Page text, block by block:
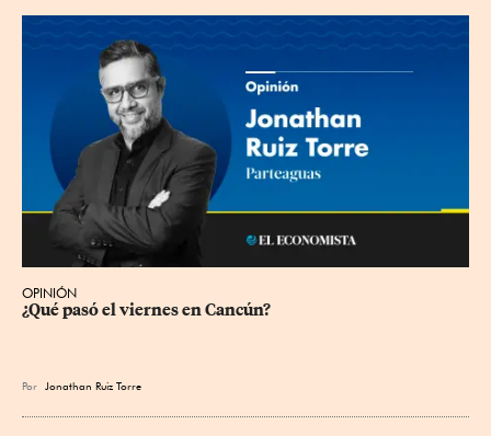
OPINIÓN
¿Qué pasó el viernes en Cancún?
Por Jonathan Ruiz Torre